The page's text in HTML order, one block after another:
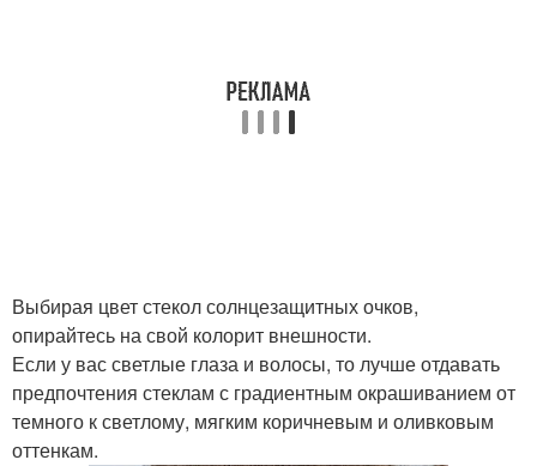
Выбирая цвет стекол солнцезащитных очков,
опирайтесь на свой колорит внешности.
Если у вас светлые глаза и волосы, то лучше отдавать
предпочтения стеклам с градиентным окрашиванием от
темного к светлому, мягким коричневым и оливковым
оттенкам.